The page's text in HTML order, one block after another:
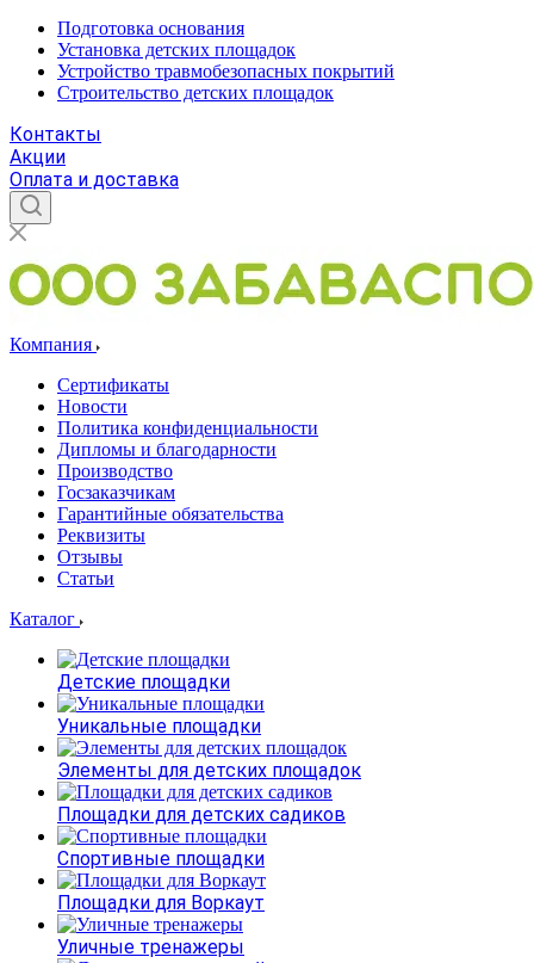
Подготовка основания
Установка детских площадок
Устройство травмобезопасных покрытий
Строительство детских площадок
Контакты
Акции
Оплата и доставка
Компания
Сертификаты
Новости
Политика конфиденциальности
Дипломы и благодарности
Производство
Госзаказчикам
Гарантийные обязательства
Реквизиты
Отзывы
Статьи
Каталог
Детские площадки
Уникальные площадки
Элементы для детских площадок
Площадки для детских садиков
Спортивные площадки
Площадки для Воркаут
Уличные тренажеры